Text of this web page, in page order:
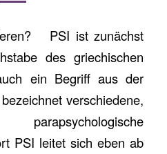
PSI ist zunächst
des griechischen
ein Begriff aus der
verschiedene,
parapsychologische
PSI leitet sich eben ab